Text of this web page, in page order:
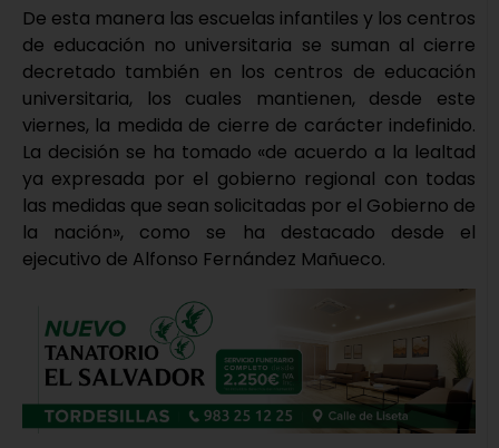
De esta manera las escuelas infantiles y los centros
de educación no universitaria se suman al cierre
decretado también en los centros de educación
universitaria, los cuales mantienen, desde este
viernes, la medida de cierre de carácter indefinido.
La decisión se ha tomado «de acuerdo a la lealtad
ya expresada por el gobierno regional con todas
las medidas que sean solicitadas por el Gobierno de
la nación», como se ha destacado desde el
ejecutivo de Alfonso Fernández Mañueco.